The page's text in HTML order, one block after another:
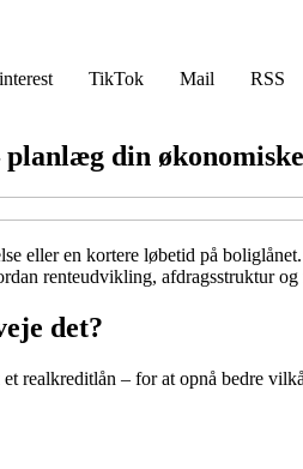
TikTok Mail
RSS
din
eller en kortere løbetid på
renteudvikling, afdragsstruktur
det?
realkreditlån – for at opnå bedre